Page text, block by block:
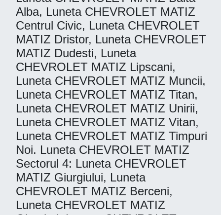
Alba, Luneta CHEVROLET MATIZ
Centrul Civic, Luneta CHEVROLET
MATIZ Dristor, Luneta CHEVROLET
MATIZ Dudesti, Luneta
CHEVROLET MATIZ Lipscani,
Luneta CHEVROLET MATIZ Muncii,
Luneta CHEVROLET MATIZ Titan,
Luneta CHEVROLET MATIZ Unirii,
Luneta CHEVROLET MATIZ Vitan,
Luneta CHEVROLET MATIZ Timpuri
Noi. Luneta CHEVROLET MATIZ
Sectorul 4: Luneta CHEVROLET
MATIZ Giurgiului, Luneta
CHEVROLET MATIZ Berceni,
Luneta CHEVROLET MATIZ